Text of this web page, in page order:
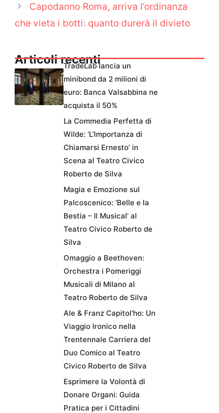
Capodanno Roma, arriva l’ordinanza
che vieta i botti: quanto durerà il divieto
Articoli recenti
TradeLab lancia un
minibond da 2 milioni di
euro: Banca Valsabbina ne
acquista il 50%
La Commedia Perfetta di
Wilde: ‘L’Importanza di
Chiamarsi Ernesto’ in
Scena al Teatro Civico
Roberto de Silva
Magia e Emozione sul
Palcoscenico: ‘Belle e la
Bestia – Il Musical’ al
Teatro Civico Roberto de
Silva
Omaggio a Beethoven:
Orchestra i Pomeriggi
Musicali di Milano al
Teatro Roberto de Silva
Ale & Franz Capitol’ho: Un
Viaggio Ironico nella
Trentennale Carriera del
Duo Comico al Teatro
Civico Roberto de Silva
Esprimere la Volontà di
Donare Organi: Guida
Pratica per i Cittadini